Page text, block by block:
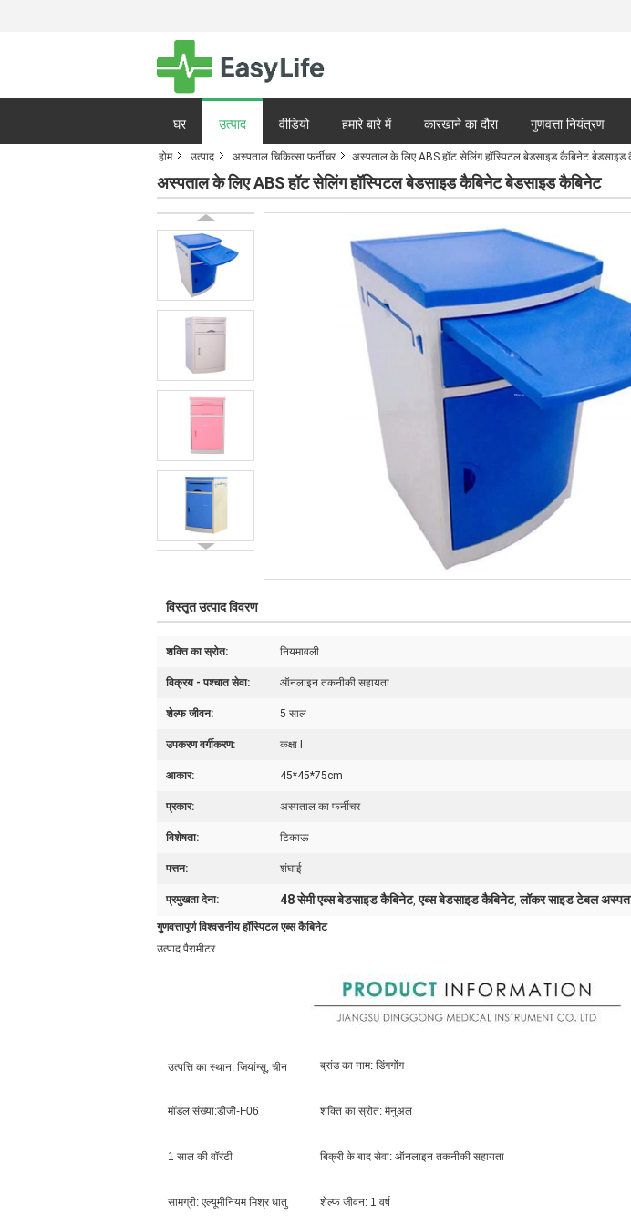
घर उत्पाद वीडियो हमारे बारे में कारखाने का दौरा गुणवत्ता नियंत्रण
गोपनीयता नीति मामले
होम उत्पाद अस्पताल चिकित्सा फर्नीचर अस्पताल के लिए ABS हॉट सेलिंग हॉस्पिटल बेडसाइड कैबिनेट बेडसाइड
अस्पताल के लिए ABS हॉट सेलिंग हॉस्पिटल बेडसाइड कैबिनेट बेडसाइड कैबिनेट
विस्तृत उत्पाद विवरण
शक्ति का स्रोत: नियमावली
विक्रय - पश्चात सेवा: ऑनलाइन तकनीकी सहायता
शेल्फ जीवन: 5 साल
उपकरण वर्गीकरण: कक्षा I
आकार: 45*45*75cm
प्रकार: अस्पताल का फर्नीचर
विशेषता: टिकाऊ
पत्तन: शंघाई
प्रमुखता देना: 48 सेमी एब्स बेडसाइड कैबिनेट,एब्स बेडसाइड कैबिनेट,लॉकर साइड टेबल
गुणवत्तापूर्ण विश्वसनीय हॉस्पिटल एब्स कैबिनेट
उत्पाद पैरामीटर
उत्पत्ति का स्थान: जियांग्सू, चीन ब्रांड का नाम: डिंगगोंग
मॉडल संख्या:डीजी-F06 शक्ति का स्रोत: मैनुअल
1 साल की वॉरंटी बिक्री के बाद सेवा: ऑनलाइन तकनीकी सहायता
सामग्री: एल्यूमीनियम मिश्र धातु शेल्फ जीवन: 1 वर्ष